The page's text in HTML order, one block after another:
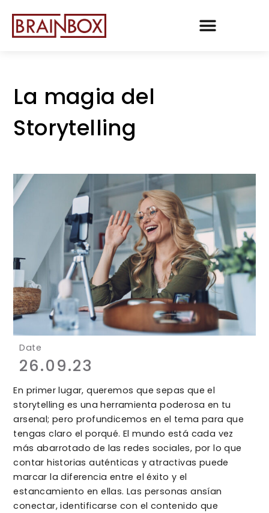
La magia del
Storytelling
Date
26.09.23
En primer lugar, queremos que sepas que el
storytelling es una herramienta poderosa en tu
arsenal; pero profundicemos en el tema para que
tengas claro el porqué. El mundo está cada vez
más abarrotado de las redes sociales, por lo que
contar historias auténticas y atractivas puede
marcar la diferencia entre el éxito y el
estancamiento en ellas. Las personas ansían
conectar, identificarse con el contenido que